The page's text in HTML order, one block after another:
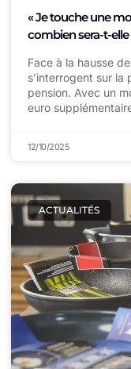
« Je touche une
combien sera-t-
Face à la hausse
s’interrogent sur la
pension. Avec un
euro
12/10/2025
ACTUALITÉS